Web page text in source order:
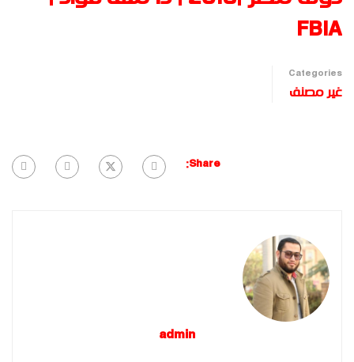
FBIA
Categories
غير مصنف
Share:
admin